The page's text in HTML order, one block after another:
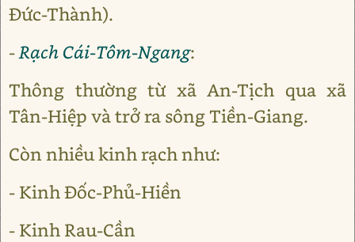
Đức-Thành).
-Rạch Cái-Tôm-Ngang:
Thông thường từ xã An-Tịch qua xã
Tân-Hiệp và trở ra sông Tiền-Giang.
Còn nhiều kinh rạch như:
- Kinh Đốc-Phủ-Hiền
- Kinh Rau-Cần